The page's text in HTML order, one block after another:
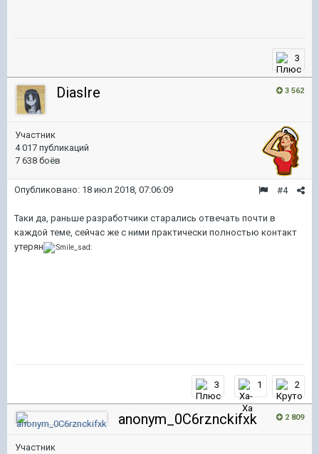
3
3 562
DiasIre
Участник
4 017 публикаций
7 638 боёв
#4
Опубликовано: 18 июл 2018, 07:06:09
Таки да, раньше разработчики старались отвечать почти в
каждой теме, сейчас же с ними практически полностью контакт
утерян
3 1 2
2 809
anonym_0C6rznckifxk
Участник